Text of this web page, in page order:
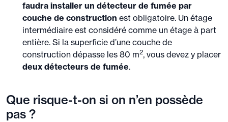
faudra installer un détecteur de fumée par
couche de construction est obligatoire. Un étage
intermédiaire est considéré comme un étage à part
entière. Si la superficie d’une couche de
construction dépasse les 80 m2, vous devez y placer
deux détecteurs de fumée.
Que risque-t-on si on n’en possède
pas ?